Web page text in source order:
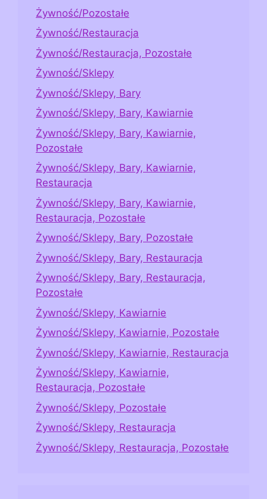
Żywność/Pozostałe
Żywność/Restauracja
Żywność/Restauracja, Pozostałe
Żywność/Sklepy
Żywność/Sklepy, Bary
Żywność/Sklepy, Bary, Kawiarnie
Żywność/Sklepy, Bary, Kawiarnie,
Pozostałe
Żywność/Sklepy, Bary, Kawiarnie,
Restauracja
Żywność/Sklepy, Bary, Kawiarnie,
Restauracja, Pozostałe
Żywność/Sklepy, Bary, Pozostałe
Żywność/Sklepy, Bary, Restauracja
Żywność/Sklepy, Bary, Restauracja,
Pozostałe
Żywność/Sklepy, Kawiarnie
Żywność/Sklepy, Kawiarnie, Pozostałe
Żywność/Sklepy, Kawiarnie, Restauracja
Żywność/Sklepy, Kawiarnie,
Restauracja, Pozostałe
Żywność/Sklepy, Pozostałe
Żywność/Sklepy, Restauracja
Żywność/Sklepy, Restauracja, Pozostałe